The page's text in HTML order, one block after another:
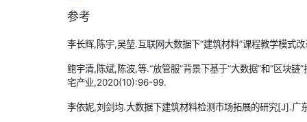
参考
李长辉,陈宇,吴堃.互联网大数据下“建筑材料”课程教学模式
鲍宇清,陈斌,陈波,等.“放管服”背景下基于“大数据”和“区块
宅产业,2020(10):96-99.
李依妮,刘剑均.大数据下建筑材料检测市场拓展的研究[J].